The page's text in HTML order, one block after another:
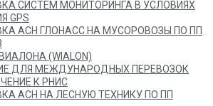
СИСТЕМ МОНИТОРИНГА В УСЛОВИЯХ
GPS
АСН ГЛОНАСС НА МУСОРОВОЗЫ ПО ПП
(WIALON)
ДЛЯ МЕЖДУНАРОДНЫХ ПЕРЕВОЗОК
К РНИС
АСН НА ЛЕСНУЮ ТЕХНИКУ ПО ПП